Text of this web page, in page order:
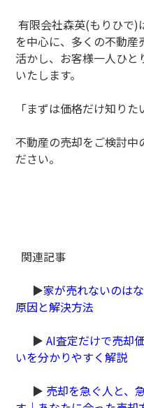
有限会社森英(もりひで)
を中心に、多くの不動産
活かし、お客様一人ひ
いたします。
「まずは価格だけ知りた
不動産の売却をご検討中
ださい。
関連記事
▶家が売れないのは
原因と解決方法
▶AI査定だけで売却
いを分かりやすく解説
▶ 売却を急ぐ人と、